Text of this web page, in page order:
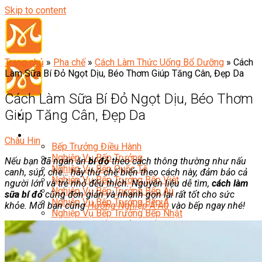
Skip to content
Đầu Bếp
Bếp Trưởng Điều Hành
Nghiệp Vụ Bếp Trưởng
Nghiệp Vụ Bếp Quốc Tế
Nghiệp Vụ Bếp Trưởng Bếp Việt
Nghiệp Vụ Bếp Trưởng Bếp Âu
Nghiệp Vụ Bếp Trưởng Bếp Á
Nghiệp Vụ Bếp Trưởng Bếp Nhật
Nghiệp Vụ Bếp Trưởng Bếp Hoa
Nghiệp Vụ Bếp Hàn
Nghiệp Vụ Bếp Thái
Nghiệp Vụ Bếp Chay
Trang chủ » Pha chế » Cách Làm Thức Uống Bổ Dưỡng » Cách
Làm Sữa Bí Đỏ Ngọt Dịu, Béo Thơm Giúp Tăng Cân, Đẹp Da
Cách Làm Sữa Bí Đỏ Ngọt Dịu, Béo Thơm
Giúp Tăng Cân, Đẹp Da
Châu Hin
Nếu bạn đã ngán ănbí đỏtheo cách thông thường như nấu
canh, súp, chè… hãy thử chế biến theo cách này, đảm bảo cả
người lớn và trẻ nhỏ đều thích. Nguyên liệu dễ tìm, cách làm
sữa bí đỏcũng đơn giản và nhanh gọn lại rất tốt cho sức
khỏe. Mời bạn cùngHướng Nghiệp Á Âu vào bếp ngay nhé!